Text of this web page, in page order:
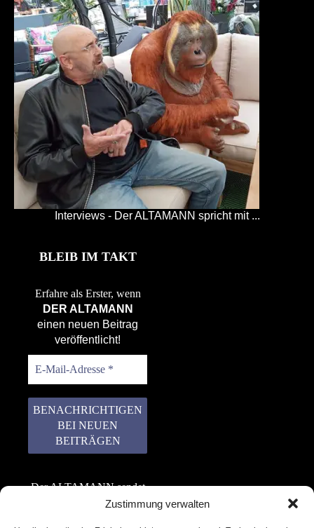
Zustimmung verwalten
Interviews - Der ALTAMANN spricht mit ...
BLEIB IM TAKT
Erfahre als Erster, wenn
DER ALTAMANN
einen neuen Beitrag
veröffentlicht!
Der ALTAMANN sendet
keinen Spam! Er gibt